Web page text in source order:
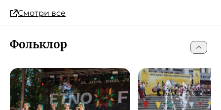
Смотри все
Фольклор